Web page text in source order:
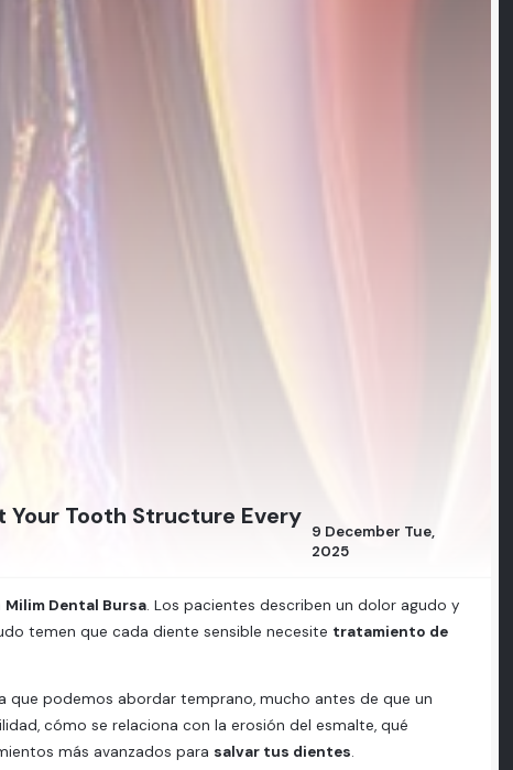
Your Tooth Structure Every
9 December Tue,
2025
Milim Dental Bursa. Los pacientes describen un dolor agudo y
temen que cada diente sensible necesite tratamiento de
que podemos abordar temprano, mucho antes de que un
cómo se relaciona con la erosión del esmalte, qué
más avanzados para salvar tus dientes.